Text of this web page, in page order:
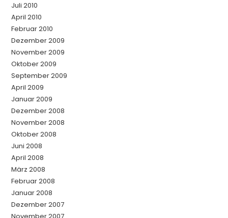
Juli 2010
April 2010
Februar 2010
Dezember 2009
November 2009
Oktober 2009
September 2009
April 2009
Januar 2009
Dezember 2008
November 2008
Oktober 2008
Juni 2008
April 2008
März 2008
Februar 2008
Januar 2008
Dezember 2007